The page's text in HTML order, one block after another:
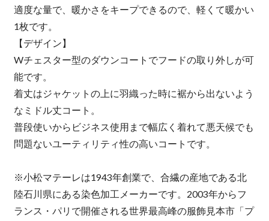
適度な量で、暖かさをキープできるので、軽くて暖かい
1枚です。
【デザイン】
Wチェスター型のダウンコートでフードの取り外しが可
能です。
着丈はジャケットの上に羽織った時に裾から出ないよう
なミドル丈コート。
普段使いからビジネス使用まで幅広く着れて悪天候でも
問題ないユーティリティ性の高いコートです。
※小松マテーレは1943年創業で、合繊の産地である北
陸石川県にある染色加工メーカーです。2003年からフ
ランス・パリで開催される世界最高峰の服飾見本市「プ